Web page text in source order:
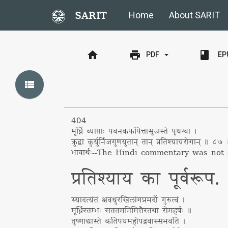
SARIT Home About SARIT
home print PDF book
view_list
404
मूर्ध्नि व्याप्ताः पवनकफपित्तासृजस्ते पृथग्वा ।
क्रुद्वा कुर्युर्निजगुणयुतान् तान् प्रतिश्यायरोगान् ॥ ८७
भावार्थः--The Hindi commentary was
प्रतिश्याय का पूर्वरूप.
स्यादत्यंतं क्षवथुरखिलांगप्रमर्दो गुरुत्वं ।
मूर्ध्निस्तम्भः सततमनिमित्तैस्तथा रोमहर्षः ॥
तृष्णाद्यास्ते कतिपयमहोपद्रवास्संभवंति ।